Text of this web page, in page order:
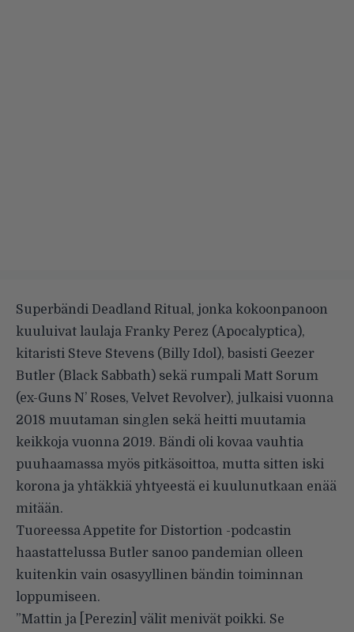
Superbändi Deadland Ritual, jonka kokoonpanoon
kuuluivat laulaja Franky Perez (Apocalyptica),
kitaristi Steve Stevens (Billy Idol), basisti Geezer
Butler (Black Sabbath) sekä rumpali Matt Sorum
(ex-Guns N’ Roses, Velvet Revolver), julkaisi vuonna
2018 muutaman singlen sekä heitti muutamia
keikkoja vuonna 2019. Bändi oli kovaa vauhtia
puuhaamassa myös pitkäsoittoa, mutta sitten iski
korona ja yhtäkkiä yhtyeestä ei kuulunutkaan enää
mitään.
TuoreessaAppetite for Distortion -podcastin
haastattelussa Butler sanoo pandemian olleen
kuitenkin vain osasyyllinen bändin toiminnan
loppumiseen.
”Mattin ja [Perezin] välit menivät poikki. Se